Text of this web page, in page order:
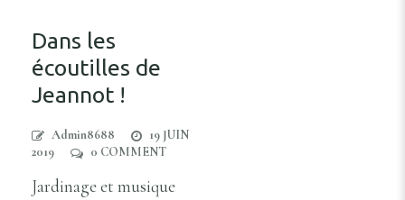
Dans les
écoutilles de
Jeannot !
Admin8688
19 JUIN
2019
0 COMMENT
Jardinage et musique